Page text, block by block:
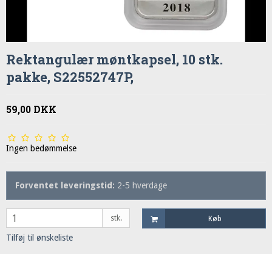
Rektangulær møntkapsel, 10 stk.
pakke, S22552747P,
59,00 DKK
Ingen bedømmelse
Forventet leveringstid: 2-5 hverdage
stk. Køb
Tilføj til ønskeliste